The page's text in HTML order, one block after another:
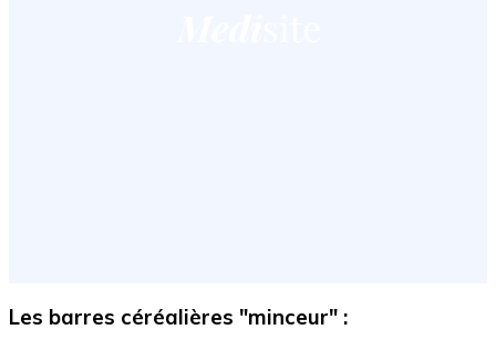
Les barres céréalières "minceur" :